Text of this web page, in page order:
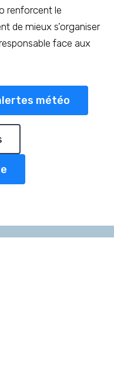
renforcent le
de mieux s’organiser
face aux
météo